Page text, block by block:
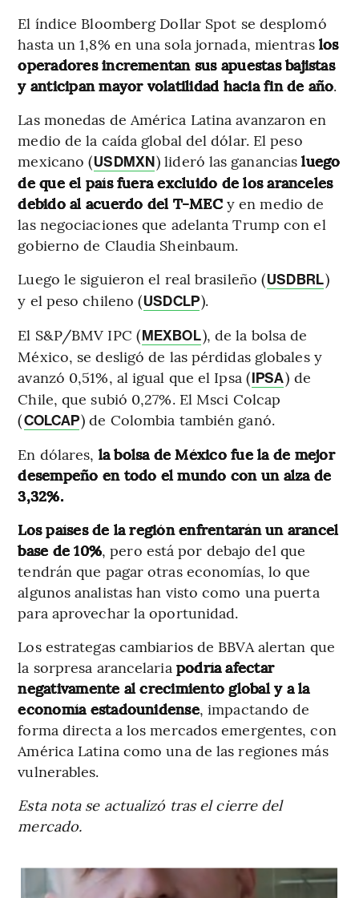
El índice Bloomberg Dollar Spot se desplomó
hasta un 1,8% en una sola jornada, mientras los
operadores incrementan sus apuestas bajistas
y anticipan mayor volatilidad hacia fin de año.
Las monedas de América Latina avanzaron en
medio de la caída global del dólar. El peso
mexicano (USDMXN) lideró las gananciasluego
de que el país fuera excluido de los aranceles
debido al acuerdo del T-MECy en medio de
las negociaciones que adelanta Trump con el
gobierno de Claudia Sheinbaum.
Luego le siguieron el real brasileño (USDBRL)
y el peso chileno (USDCLP).
El S&P/BMV IPC (MEXBOL), de la bolsa de
México, se desligó de las pérdidas globales y
avanzó 0,51%, al igual que el Ipsa (IPSA) de
Chile, que subió 0,27%. El Msci Colcap
(COLCAP) de Colombia también ganó.
En dólares, la bolsa de México fue la de mejor
desempeño en todo el mundo con un alza de
3,32%.
Los países de la región enfrentarán un arancel
base de 10%, pero está por debajo del que
tendrán que pagar otras economías, lo que
algunos analistas han visto como una puerta
para aprovechar la oportunidad.
Los estrategas cambiarios de BBVA alertan que
la sorpresa arancelaria podría afectar
negativamente al crecimiento global y a la
economía estadounidense, impactando de
forma directa a los mercados emergentes, con
América Latina como una de las regiones más
vulnerables.
Esta nota se actualizó tras el cierre del
mercado.